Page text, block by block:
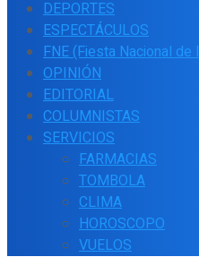
DEPORTES
ESPECTÁCULOS
FNE (Fiesta Nacional
OPINIÓN
EDITORIAL
COLUMNISTAS
SERVICIOS
FARMACIAS
TOMBOLA
CLIMA
HOROSCOPO
VUELOS